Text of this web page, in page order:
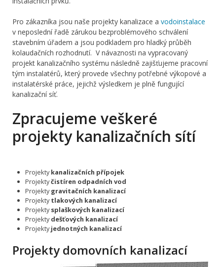
Pro zákazníka jsou naše projekty kanalizace a vodoinstalace
v neposlední řadě zárukou bezproblémového schválení
stavebním úřadem a jsou podkladem pro hladký průběh
kolaudačních rozhodnutí. V návaznosti na vypracovaný
projekt kanalizačního systému následně zajišťujeme pracovní
tým instalatérů, který provede všechny potřebné výkopové a
instalatérské práce, jejichž výsledkem je plně fungující
kanalizační síť.
Zpracujeme veškeré
projekty kanalizačních sítí
Projektykanalizačních přípojek
Projektyčistíren odpadních vod
Projektygravitačních kanalizací
Projektytlakových kanalizací
Projektysplaškových kanalizací
Projektydešťových kanalizací
Projektyjednotných kanalizací
Projekty domovních kanalizací